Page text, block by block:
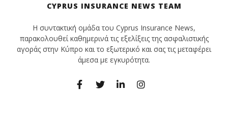
CYPRUS INSURANCE NEWS TEAM
Η συντακτική ομάδα του Cyprus Insurance News,
παρακολουθεί καθημερινά τις εξελίξεις της ασφαλιστικής
αγοράς στην Κύπρο και το εξωτερικό και σας τις μεταφέρει
άμεσα με εγκυρότητα.